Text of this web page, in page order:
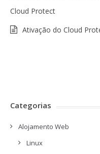
Cloud Protect
Ativação do Cloud
Categorias
Alojamento Web
Linux